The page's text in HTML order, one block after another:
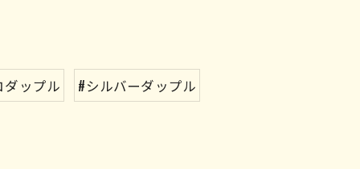
ダップル
#シルバーダップル